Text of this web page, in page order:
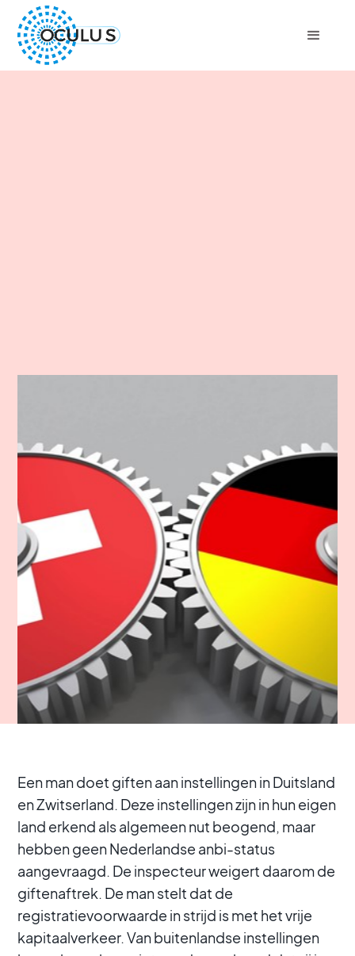
Een man doet giften aan instellingen in Duitsland
en Zwitserland. Deze instellingen zijn in hun eigen
land erkend als algemeen nut beogend, maar
hebben geen Nederlandse anbi-status
aangevraagd. De inspecteur weigert daarom de
giftenaftrek. De man stelt dat de
registratievoorwaarde in strijd is met het vrije
kapitaalverkeer. Van buitenlandse instellingen